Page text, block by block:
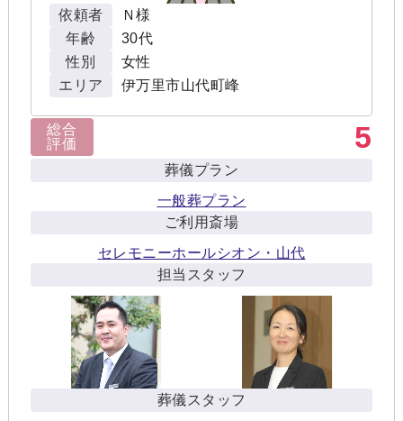
依頼者
Ｎ様
年齢
30代
性別
女性
エリア
伊万里市山代町峰
総合
評価
5
葬儀プラン
一般葬プラン
ご利用斎場
セレモニーホールシオン・山代
担当スタッフ
葬儀スタッフ